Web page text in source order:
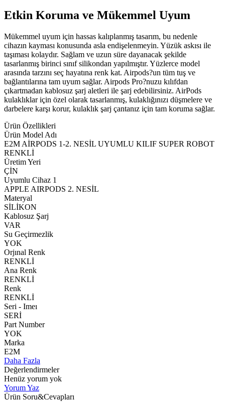
Etkin Koruma ve Mükemmel Uyum
Mükemmel uyum için hassas kalıplanmış tasarım, bu nedenle
cihazın kayması konusunda asla endişelenmeyin. Yüzük askısı ile
taşıması kolaydır. Sağlam ve uzun süre dayanacak şekilde
tasarlanmış birinci sınıf silikondan yapılmıştır. Yüzlerce model
arasında tarzını seç hayatına renk kat. Airpods?un tüm tuş ve
bağlantılarına tam uyum sağlar. Airpods Pro?nuzu kılıfdan
çıkartmadan kablosuz şarj aletleri ile şarj edebilirsiniz. AirPods
kulaklıklar için özel olarak tasarlanmış, kulaklığınızı düşmelere ve
darbelere karşı korur, kulaklık şarj çantanız için tam koruma sağlar.
Ürün Özellikleri
Ürün Model Adı
E2M AİRPODS 1-2. NESİL UYUMLU KILIF SUPER ROBOT
RENKLİ
Üretim Yeri
ÇİN
Uyumlu Cihaz 1
APPLE AIRPODS 2. NESİL
Materyal
SİLİKON
Kablosuz Şarj
VAR
Su Geçirmezlik
YOK
Orjınal Renk
RENKLİ
Ana Renk
RENKLİ
Renk
RENKLİ
Seri - Imeı
SERİ
Part Number
YOK
Marka
E2M
Daha Fazla
Değerlendirmeler
Henüz yorum yok
Yorum Yaz
Ürün Soru&Cevapları